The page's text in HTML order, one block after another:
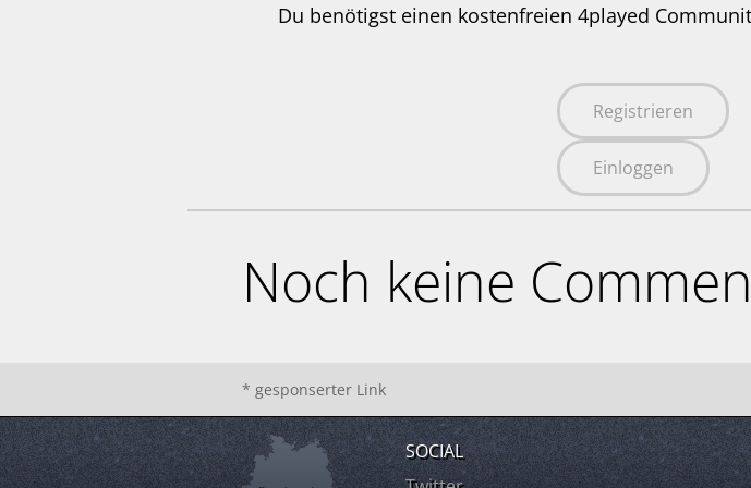
Du benötigst einen kostenfreien 4played
Registrieren
Einloggen
Noch keine
* gesponserter Link
SOCIAL